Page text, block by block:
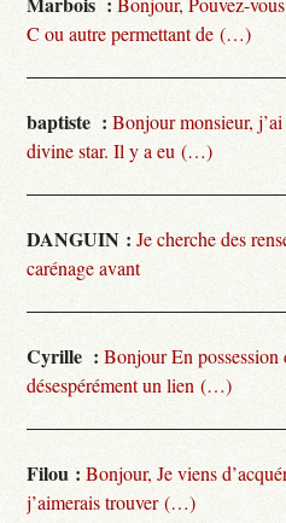
C ou autre permettant de (…)
baptiste : Bonjour monsieur,
divine star. Il y a eu (…)
DANGUIN : Je cherche des
carénage avant
Cyrille : Bonjour En
désespérément un lien (…)
Filou : Bonjour, Je viens
j’aimerais trouver (…)